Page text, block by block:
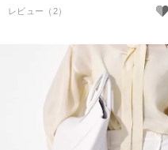
レビュー（2）